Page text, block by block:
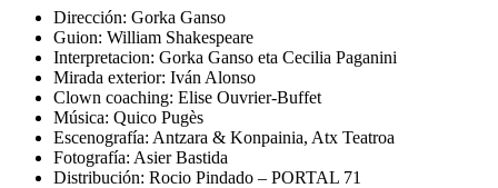
Dirección: Gorka Ganso
Guion: William Shakespeare
Interpretacion: Gorka Ganso eta Cecilia Paganini
Mirada exterior: Iván Alonso
Clown coaching: Elise Ouvrier-Buffet
Música: Quico Pugès
Escenografía: Antzara & Konpainia, Atx Teatroa
Fotografía: Asier Bastida
Distribución: Rocio Pindado – PORTAL 71